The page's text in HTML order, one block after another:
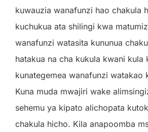
kuwauzia wanafunzi hao chakula
kuchukua ata shilingi kwa
wanafunzi watasita kununua
hatakua na cha kukula kwani kula
kunategemea wanafunzi watakao
Kuna muda mwajiri wake
sehemu ya kipato alichopata
chakula hicho. Kila anapoomba